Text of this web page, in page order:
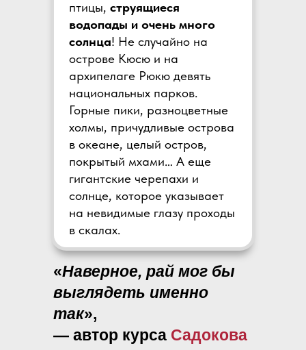
«Наверное, рай мог бы
выглядеть именно
так»,
— автор курса Садокова
птицы, струящиеся
водопады и очень много
солнца! Не случайно на
острове Кюсю и на
архипелаге Рюкю девять
национальных парков.
Горные пики, разноцветные
холмы, причудливые острова
в океане, целый остров,
покрытый мхами… А еще
гигантские черепахи и
солнце, которое указывает
на невидимые глазу проходы
в скалах.